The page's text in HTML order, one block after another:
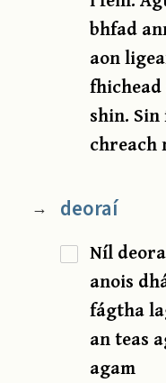
bhfad
aon
shin.
chreach
→ deoraí
Níl
anois
fágtha
an teas
agam